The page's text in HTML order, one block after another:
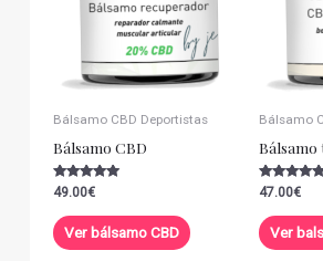
Bálsamo CBD Deportistas
Bálsamo CBD
Valorado con
de 5
49.00€
Ver bálsamo CBD
Bálsamo
Bálsamo
Valorado con
de 5
47.00€
Ver